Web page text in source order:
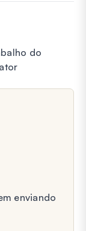
do
enviando